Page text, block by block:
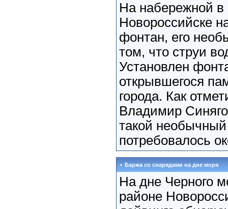
На набережной в
Новороссийске
фонтан, его
том, что струи
Установлен
открывшегося
города. Как
Владимир
такой
потребовалось
Баржа со снарядами на дне моря
На дне Черного
районе